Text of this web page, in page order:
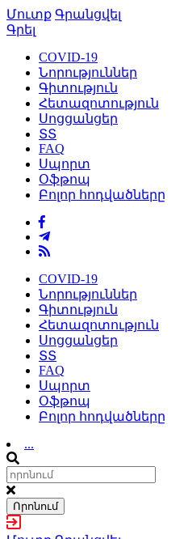
Մուտք Գրանցվել
Գրել
COVID-19
Նորություններ
Գիտություն
Հետազոտություն
Սոցցանցեր
ՏՏ
FAQ
Սպորտ
Օֆթոպ
Բոլոր հոդվածները
COVID-19
Նորություններ
Գիտություն
Հետազոտություն
Սոցցանցեր
ՏՏ
FAQ
Սպորտ
Օֆթոպ
Բոլոր հոդվածները
...
Որոնում